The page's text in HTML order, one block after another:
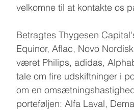
velkomne til at kontakte os
Betragtes Thygesen
Equinor, Aflac, Novo
været Philips, adidas,
tale om fire udskiftninger i
om en
porteføljen: Alfa Laval,